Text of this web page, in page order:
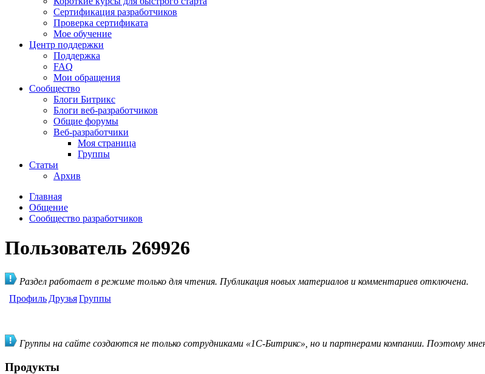
Сертификация разработчиков
Проверка сертификата
Мое обучение
Центр поддержки
Поддержка
FAQ
Мои обращения
Сообщество
Блоги Битрикс
Блоги веб-разработчиков
Общие форумы
Веб-разработчики
Моя страница
Группы
Статьи
Архив
Главная
Общение
Сообщество разработчиков
Пользователь 269926
Раздел работает в режиме только для чтения. Публикация новых материалов и комментариев отключена.
Профиль ДрузьяГруппы
Группы на сайте создаются не только сотрудниками «1С-Битрикс», но и партнерами компании. Поэтому
Продукты